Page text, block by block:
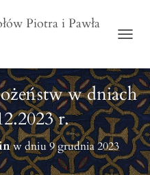
Piotra i Pawła
w dniach
r.
w dniu9 grudnia 2023